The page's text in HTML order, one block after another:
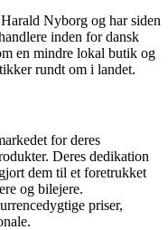
Nyborg og har siden
inden for dansk
en mindre lokal butik og
rundt om i landet.
for deres
Deres dedikation
dem til et foretrukket
og bilejere.
priser,